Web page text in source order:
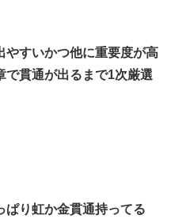
やすいかつ他に重要度が高
で貫通が出るまで1次厳選
ぱり虹か金貫通持ってる